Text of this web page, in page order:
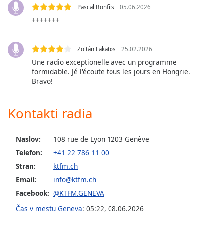
settings,
opens
dialog
subtitles
,
selected
Track
in-
Picture
Fullscreen
modal
window.
Pascal Bonfils 05.06.2026
+++++++
Zoltán Lakatos 25.02.2026
Une radio exceptionelle avec un programme
formidable. Jé l'écoute tous les jours en Hongrie.
Bravo!
Kontakti radia
Naslov:
108 rue de Lyon 1203 Genève
Telefon:
+41 22 786 11 00
Stran:
ktfm.ch
Email:
info@ktfm.ch
Facebook: @KTFM.GENEVA
Čas v mestu Geneva: 05:22, 08.06.2026